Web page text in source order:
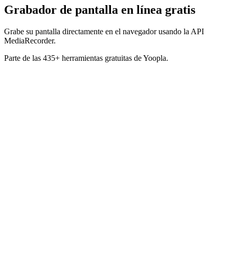
Grabador de pantalla en línea gratis
Grabe su pantalla directamente en el navegador usando la API
MediaRecorder.
Parte de las 435+ herramientas gratuitas de Yoopla.